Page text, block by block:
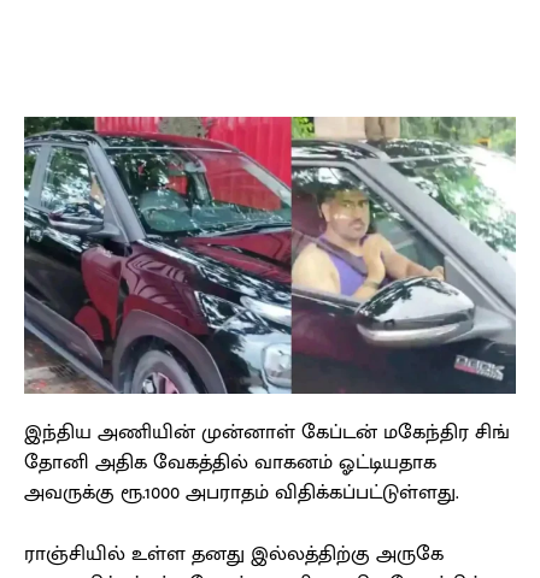
இந்திய அணியின் முன்னாள் கேப்டன் மகேந்திர சிங்
தோனி அதிக வேகத்தில் வாகனம் ஓட்டியதாக
அவருக்கு ரூ.1000 அபராதம் விதிக்கப்பட்டுள்ளது.
ராஞ்சியில் உள்ள தனது இல்லத்திற்கு அருகே